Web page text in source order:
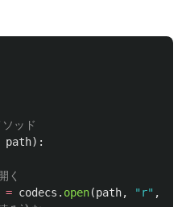
path):
= codecs . open(path, " r" ,